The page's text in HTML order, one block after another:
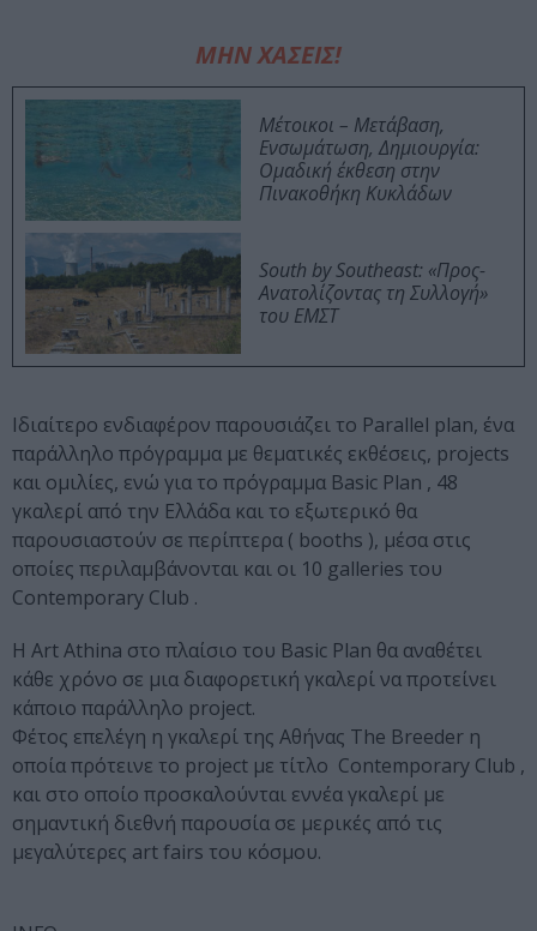
ΜΗΝ ΧΑΣΕΙΣ!
Μέτοικοι – Μετάβαση,
Ενσωμάτωση, Δημιουργία:
Ομαδική έκθεση στην
Πινακοθήκη Κυκλάδων
South by Southeast: «Προς-
Ανατολίζοντας τη Συλλογή»
του ΕΜΣΤ
Ιδιαίτερο ενδιαφέρον παρουσιάζει το Parallel plan, ένα
παράλληλο πρόγραμμα με θεματικές εκθέσεις, projects
και ομιλίες, ενώ για το πρόγραμμα Βasic Plan , 48
γκαλερί από την Ελλάδα και το εξωτερικό θα
παρουσιαστούν σε περίπτερα ( booths ), μέσα στις
οποίες περιλαμβάνονται και οι 10 galleries του
Contemporary Club .
Η Art Athina στο πλαίσιο του Basic Plan θα αναθέτει
κάθε χρόνο σε μια διαφορετική γκαλερί να προτείνει
κάποιο παράλληλο project.
Φέτος επελέγη η γκαλερί της Αθήνας The Breeder η
οποία πρότεινε το project με τίτλο Contemporary Club ,
και στο οποίο προσκαλούνται εννέα γκαλερί με
σημαντική διεθνή παρουσία σε μερικές από τις
μεγαλύτερες art fairs του κόσμου.